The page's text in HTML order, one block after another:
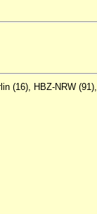
(16), HBZ-NRW (91),